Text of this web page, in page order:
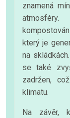
znamená
který je
na
se také
zadržen,
klimatu.
Na závěr,